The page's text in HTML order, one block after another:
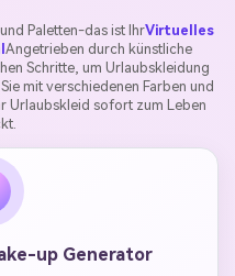
Paletten-das ist IhrVirtuelles
Angetrieben durch künstliche
Schritte, um Urlaubskleidung
mit verschiedenen Farben und
Urlaubskleid sofort zum Leben
up Generator